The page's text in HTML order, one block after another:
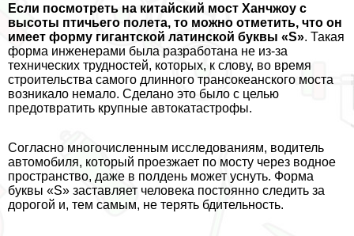
Если посмотреть на китайский мост Ханчжоу с
высоты птичьего полета, то можно отметить, что он
имеет форму гигантской латинской буквы «S». Такая
форма инженерами была разработана не из-за
технических трудностей, которых, к слову, во время
строительства самого длинного трaнcокеанского моста
возникало немало. Сделано это было с целью
предотвратить крупные автокатастрофы.
Согласно многочисленным исследованиям, водитель
автомобиля, который проезжает по мосту через водное
прострaнcтво, даже в полдень может уснуть. Форма
буквы «S» заставляет человека постоянно следить за
дорогой и, тем самым, не терять бдительность.